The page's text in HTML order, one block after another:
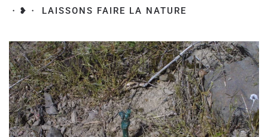
・❥・ LAISSONS FAIRE LA NATURE